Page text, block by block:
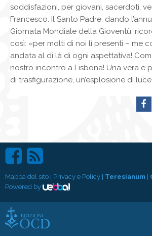
soddisfazioni, per giovani, sacerdoti,
Francesco. Il Santo Padre, dando
Giornata Mondiale della Gioventù,
così: «per molti di noi lì presenti – me
andata al di là di ogni aspettativa!
nostro incontro a Lisbona! Una vera e
di trasfigurazione, un’esplosione di
Mappa del sito | Privacy e Policy | Teresianum |
Powered by